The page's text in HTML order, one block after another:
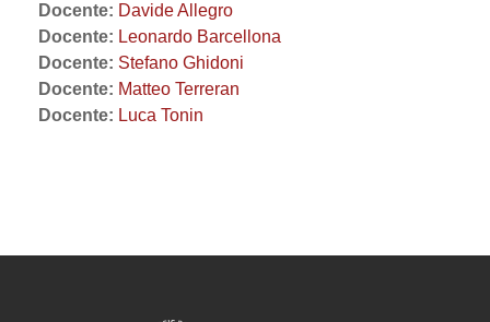
Docente: Davide Allegro
Docente: Leonardo Barcellona
Docente: Stefano Ghidoni
Docente: Matteo Terreran
Docente: Luca Tonin